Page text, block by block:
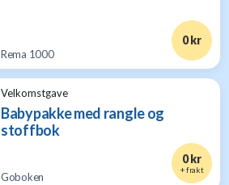
Rema 1000
0 kr
Velkomstgave
Babypakke med rangle og
stoffbok
Goboken
0 kr
+ frakt